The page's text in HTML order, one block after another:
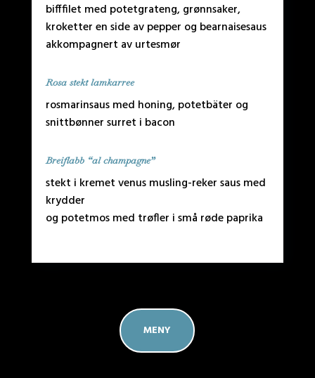
bifffilet med potetgrateng, grønnsaker,
kroketter en side av pepper og bearnaisesaus
akkompagnert av urtesmør
Rosa stekt lamkarree
rosmarinsaus med honing, potetbäter og
snittbønner surret i bacon
Breiflabb “al champagne”
stekt i kremet venus musling-reker saus med
krydder
og potetmos med trøfler i små røde paprika
MENY